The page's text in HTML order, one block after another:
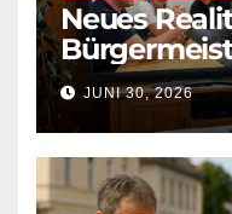
Neues
JUNI 30, 2026